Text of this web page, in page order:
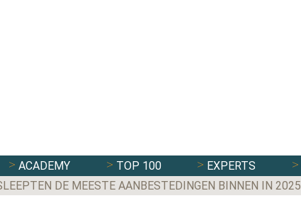
ACADEMY TOP 100 EXPERTS
DE MEESTE AANBESTEDINGEN BINNEN IN 2025